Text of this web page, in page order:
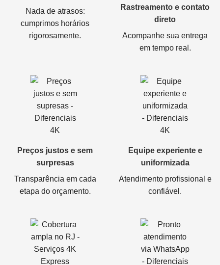
Nada de atrasos:
cumprimos horários
rigorosamente.
Rastreamento e contato
direto
Acompanhe sua entrega
em tempo real.
Preços justos e sem
surpresas
Transparência em cada
etapa do orçamento.
Equipe experiente e
uniformizada
Atendimento profissional e
confiável.